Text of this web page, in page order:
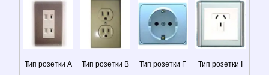
Тип розетки A Тип розетки B Тип розетки F Тип розетки I